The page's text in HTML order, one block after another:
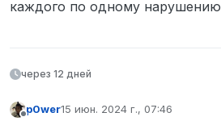
каждого по одному
через 12 дней
p0wer15 июн. 2024 г., 07:46
отредактировано